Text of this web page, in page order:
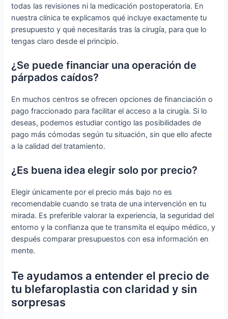
todas las revisiones ni la medicación postoperatoria. En
nuestra clínica te explicamos qué incluye exactamente tu
presupuesto y qué necesitarás tras la cirugía, para que lo
tengas claro desde el principio.
¿Se puede financiar una operación de
párpados caídos?
En muchos centros se ofrecen opciones de financiación o
pago fraccionado para facilitar el acceso a la cirugía. Si lo
deseas, podemos estudiar contigo las posibilidades de
pago más cómodas según tu situación, sin que ello afecte
a la calidad del tratamiento.
¿Es buena idea elegir solo por precio?
Elegir únicamente por el precio más bajo no es
recomendable cuando se trata de una intervención en tu
mirada. Es preferible valorar la experiencia, la seguridad del
entorno y la confianza que te transmita el equipo médico, y
después comparar presupuestos con esa información en
mente.
Te ayudamos a entender el precio de
tu blefaroplastia con claridad y sin
sorpresas